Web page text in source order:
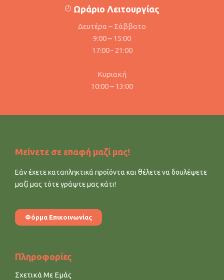
Ωράριο Λειτουργίας
Δευτέρα – Σάββατο
9:00 – 15:00
17:00 - 21:00
Κυριακή
10:00 – 13:00
Μείνετε σε επαφή μαζί μας!
Εάν έχετε καταπληκτικά προϊόντα και θέλετε να δουλέψετε
μαζί μας τότε γράψτε μας κάτι!
Φόρμα Επικοινωνίας
Πληροφορίες
Σχετικά Με Εμάς